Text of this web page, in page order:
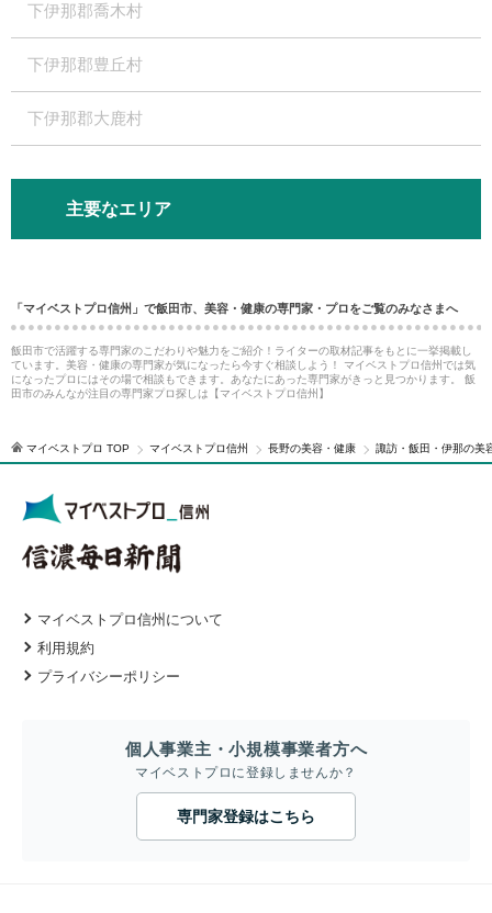
下伊那郡喬木村
下伊那郡豊丘村
下伊那郡大鹿村
主要なエリア
「マイベストプロ信州」で飯田市、美容・健康の専門家・プロをご覧のみなさまへ
飯田市で活躍する専門家のこだわりや魅力をご紹介！ライターの取材記事をもとに一挙掲載し
ています。美容・健康の専門家が気になったら今すぐ相談しよう！ マイベストプロ信州では気
になったプロにはその場で相談もできます。あなたにあった専門家がきっと見つかります。 飯
田市のみんなが注目の専門家プロ探しは【マイベストプロ信州】
マイベストプロ TOP マイベストプロ信州 長野の美容・健康 諏訪・飯田・伊那の美
マイベストプロ信州について
利用規約
プライバシーポリシー
個人事業主・小規模事業者方へ
マイベストプロに登録しませんか？
専門家登録はこちら